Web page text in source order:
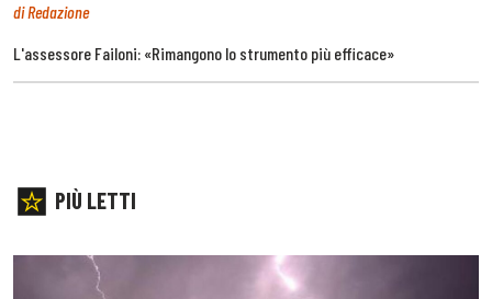
di Redazione
L'assessore Failoni: «Rimangono lo strumento più efficace»
PIÙ LETTI